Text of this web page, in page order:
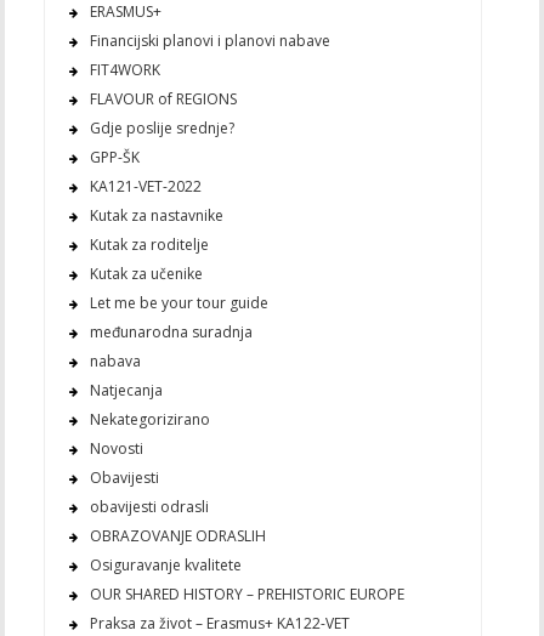
ERASMUS+
Financijski planovi i planovi nabave
FIT4WORK
FLAVOUR of REGIONS
Gdje poslije srednje?
GPP-ŠK
KA121-VET-2022
Kutak za nastavnike
Kutak za roditelje
Kutak za učenike
Let me be your tour guide
međunarodna suradnja
nabava
Natjecanja
Nekategorizirano
Novosti
Obavijesti
obavijesti odrasli
OBRAZOVANJE ODRASLIH
Osiguravanje kvalitete
OUR SHARED HISTORY – PREHISTORIC EUROPE
Praksa za život – Erasmus+ KA122-VET